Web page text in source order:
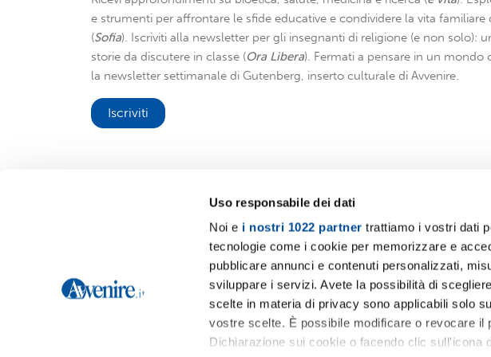
Uso responsabile dei dati
Noi e i nostri 1022 partner trattiamo i vostri dati
tecnologie come i cookie per memorizzare e
pubblicare annunci e contenuti personalizzati,
sviluppare i servizi. Avete la possibilità di
scelte in materia di privacy sono applicabili solo
vostre scelte. È possibile modificare o revocare il
Dichiarazione sui cookie o facendo clic sull'icona
e strumenti per affrontare le sfide educative e condividere la vita familiare
(Sofia). Iscriviti alla newsletter per gli insegnanti di religione (e non solo):
storie da discutere in classe (Ora Libera). Fermati a pensare in un mondo
la newsletter settimanale di Gutenberg, inserto culturale di Avvenire.
Iscriviti